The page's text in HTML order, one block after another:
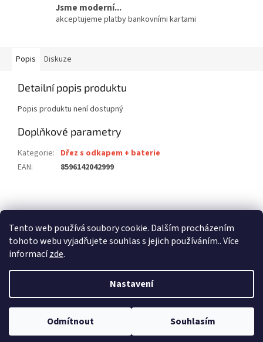
Tento web používá soubory cookie. Dalším procházením
tohoto webu vyjadřujete souhlas s jejich používáním.. Více
informacízde.
Nastavení
Odmítnout Souhlasím
Jsme moderní...
akceptujeme platby bankovními kartami
Popis Diskuze
Detailní popis produktu
Popis produktu není dostupný
Doplňkové parametry
Kategorie: Dřez s odkapem + baterie
EAN: 8596142042999
á
stavební pouzdra SCRIGNO
Vytvořil Shoptet
Copyright 2026dalago.cz . Všechna práva vyhrazena.